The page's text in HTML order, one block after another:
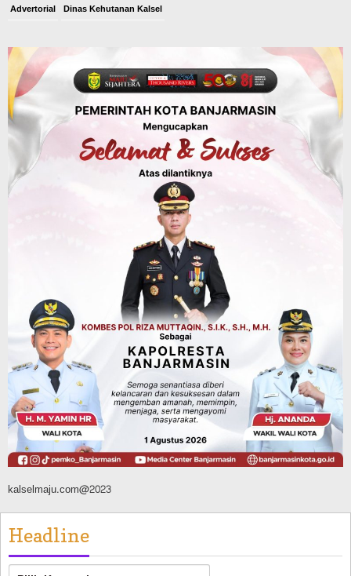
Advertorial Dinas Kehutanan Kalsel
Tahura Sultan Adam Berhasil
Dikendalikan
Agustus 8, 2026
Headline
Polres Banjarbaru Selidiki Penyebab
Karhutla di Cempaka, Pemilik Lahan
Mulai Dimintai Keterangan
Jalan Lingkar Selatan Banjarbaru
Hubungkan Daerah Palam, Guntung
Manggis, hingga Batibati, Target Urai
Kemacetan dan Buka Kawasan Baru
Agustus 8, 2026
kalselmaju.com@2023
Headline
Headline